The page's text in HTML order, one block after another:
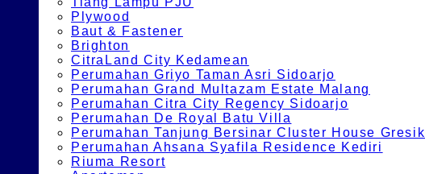
Plywood
Baut & Fastener
Brighton
CitraLand City Kedamean
Perumahan Griyo Taman Asri Sidoarjo
Perumahan Grand Multazam Estate Malang
Perumahan Citra City Regency Sidoarjo
Perumahan De Royal Batu Villa
Perumahan Tanjung Bersinar Cluster House Gresik
Perumahan Ahsana Syafila Residence Kediri
Riuma Resort